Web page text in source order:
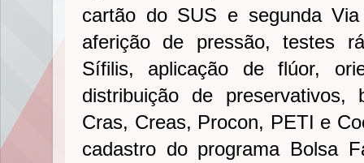
cartão do SUS e segunda
aferição de pressão, testes
Sífilis, aplicação de flúor,
distribuição de
Cras, Creas, Procon, PETI e
cadastro do programa Bolsa